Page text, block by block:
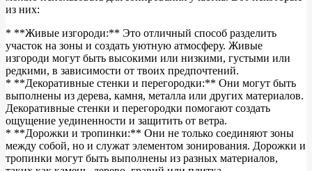
из них:
* **Живые изгороди:** Это отличный способ разделить
участок на зоны и создать уютную атмосферу. Живые
изгороди могут быть высокими или низкими, густыми или
редкими, в зависимости от твоих предпочтений.
* **Декоративные стенки и перегородки:** Они могут быть
выполнены из дерева, камня, металла или других материалов.
Декоративные стенки и перегородки помогают создать
ощущение уединенности и защитить от ветра.
* **Дорожки и тропинки:** Они не только соединяют зоны
между собой, но и служат элементом зонирования. Дорожки и
тропинки могут быть выполнены из разных материалов,